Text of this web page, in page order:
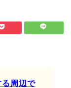
る周辺で